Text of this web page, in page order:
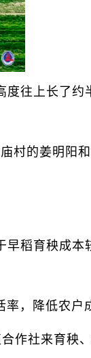
往上长了约
村的姜明阳
稻育秧成本
，降低农户
作社来育秧